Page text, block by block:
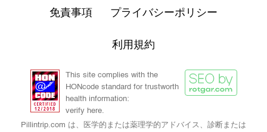
免責事項 プライバシーポリシー
利用規約
This site complies with the
HONcode standard for trustworth
health information:
verify here.
Pillintrip.com は、医学的または薬理学的アドバイス、診断または